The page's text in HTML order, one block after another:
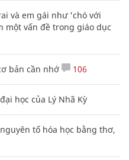
và em gái như 'chó với
một vấn đề trong giáo dục
bản cần nhớ 106
học của Lý Nhã Kỳ
tố hóa học bằng thơ,